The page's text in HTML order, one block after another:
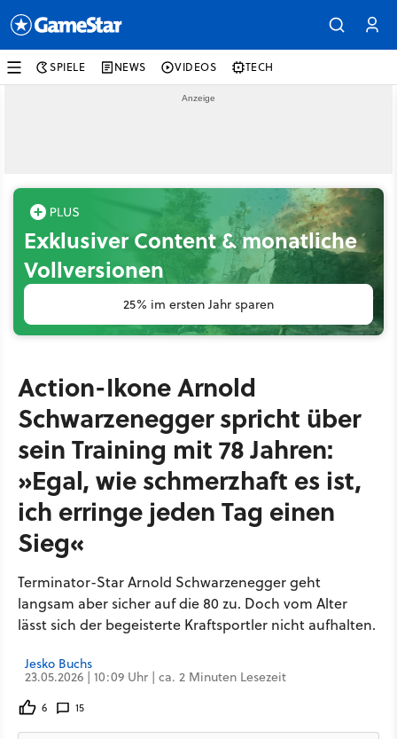
SPIELE NEWS VIDEOS TECH
Exklusiver Content & monatliche
Vollversionen
25% im ersten Jahr sparen
Action-Ikone Arnold
Schwarzenegger spricht über
sein Training mit 78 Jahren:
»Egal, wie schmerzhaft es ist,
ich erringe jeden Tag einen
Sieg«
Terminator-Star Arnold Schwarzenegger geht
langsam aber sicher auf die 80 zu. Doch vom Alter
lässt sich der begeisterte Kraftsportler nicht aufhalten.
Jesko Buchs
23.05.2026 | 10:09 Uhr | ca. 2 Minuten Lesezeit
6 15